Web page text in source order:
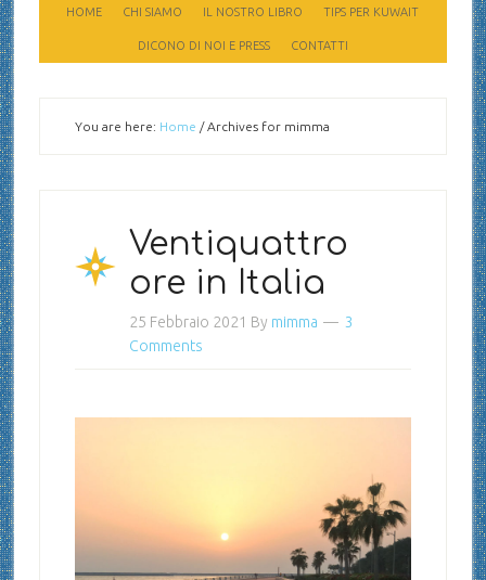
HOME CHI SIAMO IL NOSTRO LIBRO TIPS PER KUWAIT
DICONO DI NOI E PRESS CONTATTI
You are here: Home /Archives for mimma
Ventiquattro
ore in Italia
25 Febbraio 2021 By mimma
3
Comments